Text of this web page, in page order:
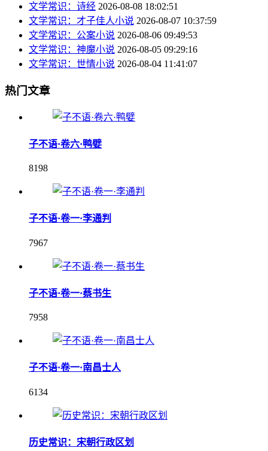
文学常识：诗经 2026-08-08 18:02:51
文学常识：才子佳人小说 2026-08-07 10:37:59
文学常识：公案小说 2026-08-06 09:49:53
文学常识：神魔小说 2026-08-05 09:29:16
文学常识：世情小说 2026-08-04 11:41:07
热门文章
子不语·卷六·鸭嬖
8198
子不语·卷一·李通判
7967
子不语·卷一·蔡书生
7958
子不语·卷一·南昌士人
6134
历史常识：宋朝行政区划